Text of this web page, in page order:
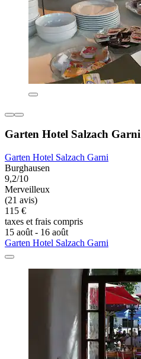
Garten Hotel Salzach Garni
Garten Hotel Salzach Garni
Burghausen
9,2/10
Merveilleux
(21 avis)
115 €
taxes et frais compris
15 août - 16 août
Garten Hotel Salzach Garni